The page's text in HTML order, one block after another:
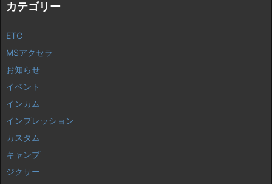
カテゴリー
ETC
MSアクセラ
お知らせ
イベント
インカム
インプレッション
カスタム
キャンプ
ジクサー